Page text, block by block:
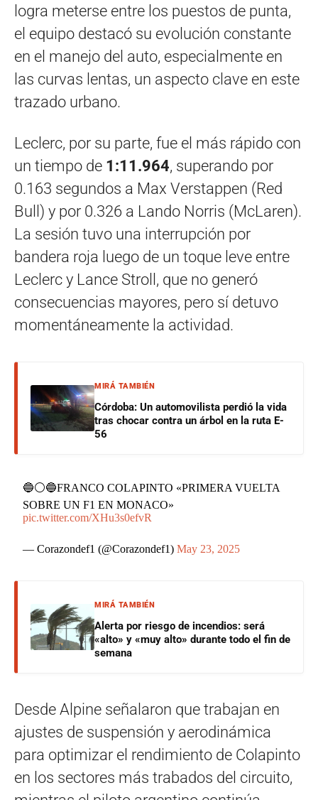
logra meterse entre los puestos de punta,
el equipo destacó su evolución constante
en el manejo del auto, especialmente en
las curvas lentas, un aspecto clave en este
trazado urbano.
Leclerc, por su parte, fue el más rápido con
un tiempo de 1:11.964, superando por
0.163 segundos a Max Verstappen (Red
Bull) y por 0.326 a Lando Norris (McLaren).
La sesión tuvo una interrupción por
bandera roja luego de un toque leve entre
Leclerc y Lance Stroll, que no generó
consecuencias mayores, pero sí detuvo
momentáneamente la actividad.
MIRÁ TAMBIÉN
Córdoba: Un automovilista perdió la vida
tras chocar contra un árbol en la ruta E-
56
🔵⚪🔵FRANCO COLAPINTO «PRIMERA VUELTA
SOBRE UN F1 EN MONACO»
pic.twitter.com/XHu3s0efvR
— Corazondef1 (@Corazondef1)May 23, 2025
MIRÁ TAMBIÉN
Alerta por riesgo de incendios: será
«alto» y «muy alto» durante todo el fin de
semana
Desde Alpine señalaron que trabajan en
ajustes de suspensión y aerodinámica
para optimizar el rendimiento de Colapinto
en los sectores más trabados del circuito,